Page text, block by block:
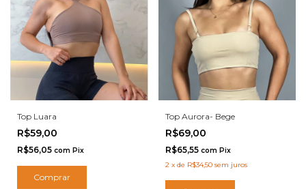
Top Luara
R$59,00
R$56,05 com Pix
Comprar
Top Aurora- Bege
R$69,00
R$65,55 com Pix
2 x de R$34,50 sem juros